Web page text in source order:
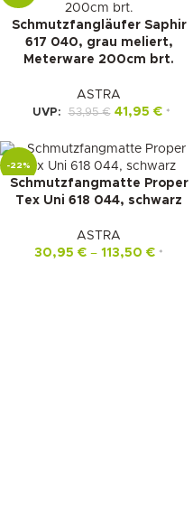
Schmutzfangläufer Saphir
617 040, grau meliert,
Meterware 200cm brt.
ASTRA
UVP: 53,95€ 41,95 € *
-22%
Schmutzfangmatte Proper
Tex Uni 618 044, schwarz
ASTRA
30,95 € – 113,50 € *